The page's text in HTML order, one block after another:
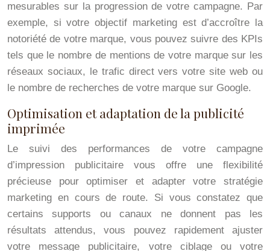
mesurables sur la progression de votre campagne. Par
exemple, si votre objectif marketing est d’accroître la
notoriété de votre marque, vous pouvez suivre des KPIs
tels que le nombre de mentions de votre marque sur les
réseaux sociaux, le trafic direct vers votre site web ou
le nombre de recherches de votre marque sur Google.
Optimisation et adaptation de la publicité
imprimée
Le suivi des performances de votre campagne
d’impression publicitaire vous offre une flexibilité
précieuse pour optimiser et adapter votre stratégie
marketing en cours de route. Si vous constatez que
certains supports ou canaux ne donnent pas les
résultats attendus, vous pouvez rapidement ajuster
votre message publicitaire, votre ciblage ou votre